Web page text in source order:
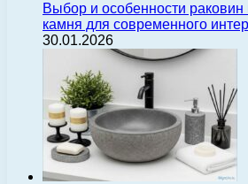
Выбор и особенности раковин
камня для современного
30.01.2026